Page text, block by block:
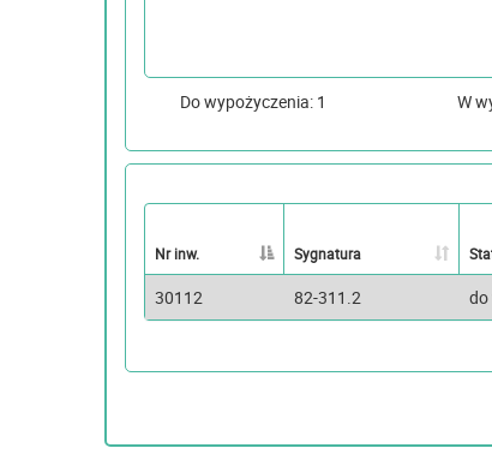
Do wypożyczenia: 1
Nr inw. Sygnatura
30112 82-311.2